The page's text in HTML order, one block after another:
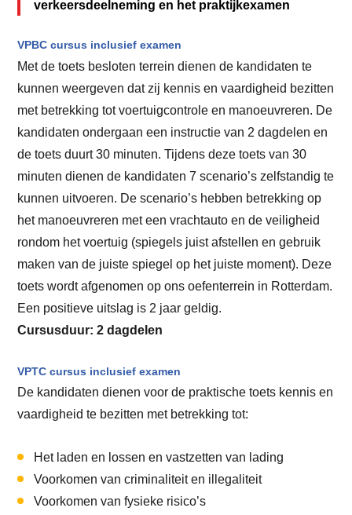
verkeersdeelneming en het praktijkexamen
VPBC cursus inclusief examen
Met de toets besloten terrein dienen de kandidaten te
kunnen weergeven dat zij kennis en vaardigheid bezitten
met betrekking tot voertuigcontrole en manoeuvreren. De
kandidaten ondergaan een instructie van 2 dagdelen en
de toets duurt 30 minuten. Tijdens deze toets van 30
minuten dienen de kandidaten 7 scenario’s zelfstandig te
kunnen uitvoeren. De scenario’s hebben betrekking op
het manoeuvreren met een vrachtauto en de veiligheid
rondom het voertuig (spiegels juist afstellen en gebruik
maken van de juiste spiegel op het juiste moment). Deze
toets wordt afgenomen op ons oefenterrein in Rotterdam.
Een positieve uitslag is 2 jaar geldig.
Cursusduur: 2 dagdelen
VPTC cursus inclusief examen
De kandidaten dienen voor de praktische toets kennis en
vaardigheid te bezitten met betrekking tot:
Het laden en lossen en vastzetten van lading
Voorkomen van criminaliteit en illegaliteit
Voorkomen van fysieke risico’s